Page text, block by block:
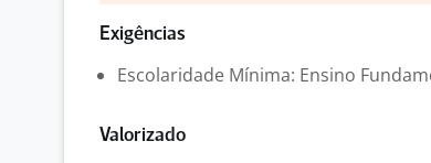
Exigências
Escolaridade Mínima: Ensino
Valorizado